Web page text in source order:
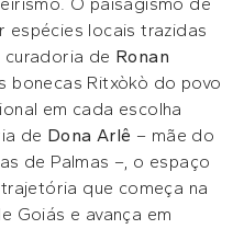
espécies locais trazidas
de Ronan
bonecas Ritxòkò do povo
em cada escolha
de Dona Arlê – mãe do
de Palmas –, o espaço
que começa na
Goiás e avança em